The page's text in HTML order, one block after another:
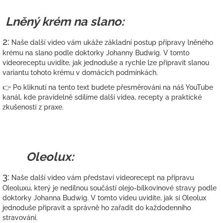
Lněný krém na slano:
2: Naše další video vám ukáže základní postup přípravy lněného
krému na slano podle doktorky Johanny Budwig. V tomto
videoreceptu uvidíte, jak jednoduše a rychle lze připravit slanou
variantu tohoto krému v domácích podmínkách.
👉 Po kliknutí na tento text budete přesměrováni na náš YouTube
kanál, kde pravidelně sdílíme další videa, recepty a praktické
zkušenosti z praxe.
Oleolux:
3: Naše další video vám představí videorecept na přípravu
Oleoluxu, který je nedílnou součástí olejo-bílkovinové stravy podle
doktorky Johanna Budwig. V tomto videu uvidíte, jak si Oleolux
jednoduše připravit a správně ho zařadit do každodenního
stravování.